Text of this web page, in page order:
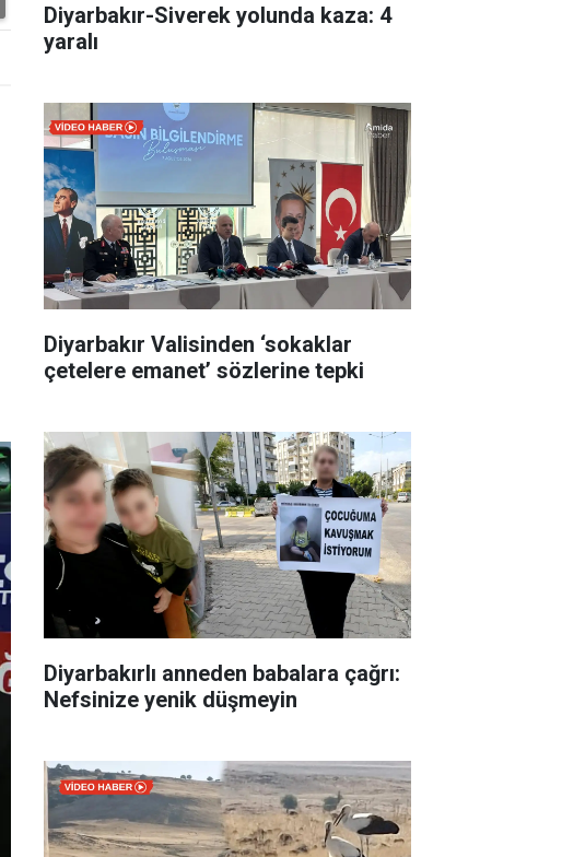
Diyarbakır-Siverek yolunda kaza: 4
yaralı
Diyarbakır Valisinden ‘sokaklar
çetelere emanet’ sözlerine tepki
Diyarbakırlı anneden babalara çağrı:
Nefsinize yenik düşmeyin